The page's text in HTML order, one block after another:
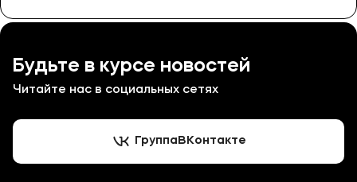
Будьте в курсе новостей
Читайте нас в социальных сетях
ГруппаВКонтакте